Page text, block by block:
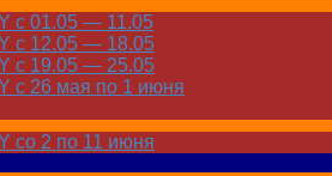
с 01.05 — 11.05
с 12.05 — 18.05
с 19.05 — 25.05
с 26 мая по 1 июня
со 2 по 11 июня